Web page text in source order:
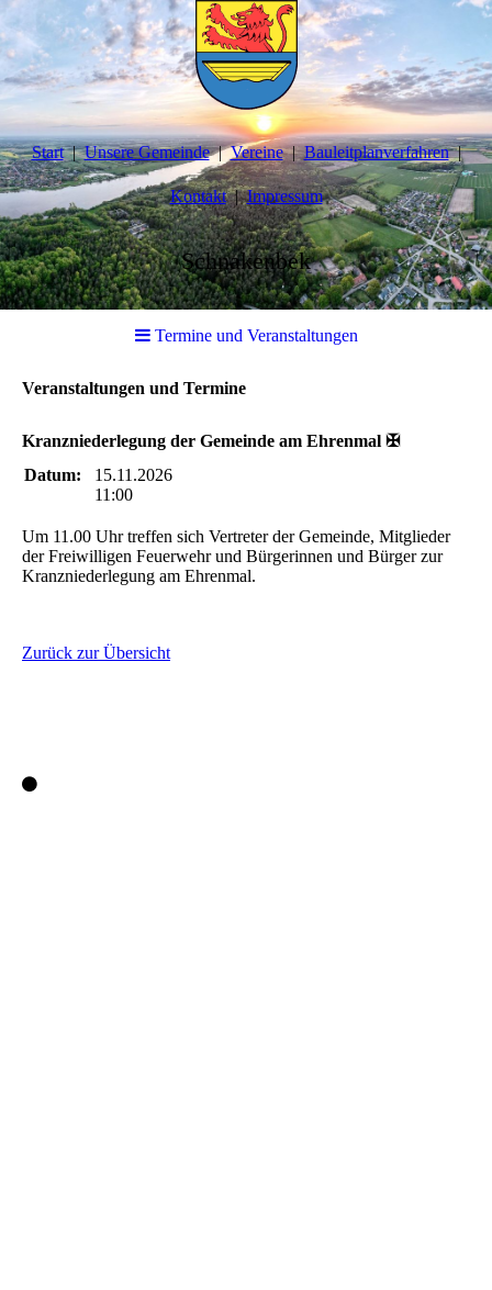
Start Unsere Gemeinde Vereine Bauleitplanverfahren
Kontakt Impressum
Schnakenbek
Termine und Veranstaltungen
Veranstaltungen und Termine
Kranzniederlegung der Gemeinde am Ehrenmal ✠
Datum:
15.11.2026
11:00
Um 11.00 Uhr treffen sich Vertreter der Gemeinde, Mitglieder
der Freiwilligen Feuerwehr und Bürgerinnen und Bürger zur
Kranzniederlegung am Ehrenmal.
Zurück zur Übersicht